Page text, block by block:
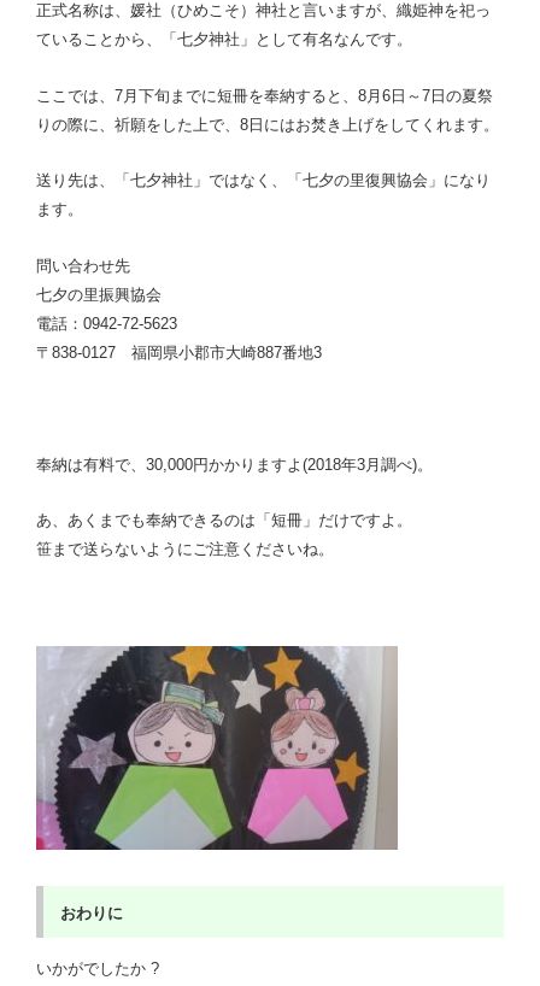
正式名称は、媛社（ひめこそ）神社と言いますが、織姫神を祀っ
ていることから、「七夕神社」として有名なんです。
ここでは、7月下旬までに短冊を奉納すると、8月6日～7日の夏祭
りの際に、祈願をした上で、8日にはお焚き上げをしてくれます。
送り先は、「七夕神社」ではなく、「七夕の里復興協会」になり
ます。
問い合わせ先
七夕の里振興協会
電話：0942-72-5623
〒838-0127 福岡県小郡市大崎887番地3
奉納は有料で、30,000円かかりますよ(2018年3月調べ)。
あ、あくまでも奉納できるのは「短冊」だけですよ。
笹まで送らないようにご注意くださいね。
おわりに
いかがでしたか ?